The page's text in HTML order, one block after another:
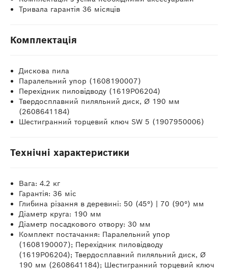
Тривала гарантія 36 місяців
Комплектація
Дискова пила
Паралельний упор (1608190007)
Перехідник пиловідводу (1619P06204)
Твердосплавний пиляльний диск, Ø 190 мм
(2608641184)
Шестигранний торцевий ключ SW 5 (1907950006)
Технічні характеристики
Вага: 4.2 кг
Гарантія: 36 міс
Глибина різання в деревині: 50 (45°) | 70 (90°) мм
Діаметр круга: 190 мм
Діаметр посадкового отвору: 30 мм
Комплект постачання: Паралельний упор
(1608190007); Перехідник пиловідводу
(1619P06204); Твердосплавний пиляльний диск, Ø
190 мм (2608641184); Шестигранний торцевий ключ